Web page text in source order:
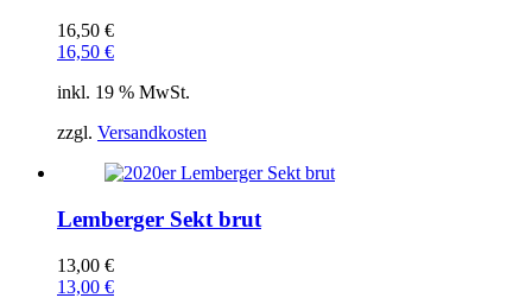
16,50 €
16,50 €
inkl. 19 % MwSt.
zzgl. Versandkosten
Lemberger Sekt brut
13,00 €
13,00 €